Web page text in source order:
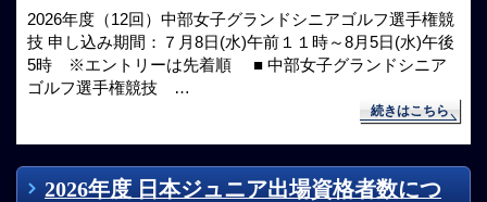
2026年度（12回）中部女子グランドシニアゴルフ選手権競
技 申し込み期間：７月8日(水)午前１１時～8月5日(水)午後
5時 ※エントリーは先着順 ■ 中部女子グランドシニア
ゴルフ選手権競技 …
続きはこちら
2026年度 日本ジュニア出場資格者数につ